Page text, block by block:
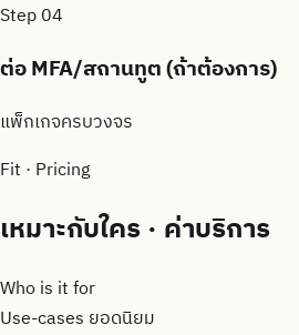
Step04
ต่อ MFA/สถานทูต (ถ้าต้องการ)
แพ็กเกจครบวงจร
Fit · Pricing
เหมาะกับใคร · ค่าบริการ
Who is it for
Use-cases ยอดนิยม